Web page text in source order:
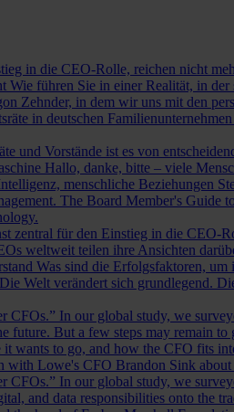
in die CEO-Rolle, reichen nicht
Wie führen Sie in einer Realität, in der
Zehnder, in dem wir uns mit den
in deutschen
und Vorstände ist es von
Hallo, danke, bitte – viele
menschliche Beziehungen
The Board Member's Guide
zentral für den Einstieg in die CEO-
weltweit teilen ihre Ansichten
Was sind die Erfolgsfaktoren, um
Die Welt verändert sich grundlegend.
CFOs.” In our global study, we
But a few steps may remain to
wants to go, and how the CFO fits
with Lowe's CFO Brandon Sink about
CFOs.” In our global study, we
and data responsibilities onto the